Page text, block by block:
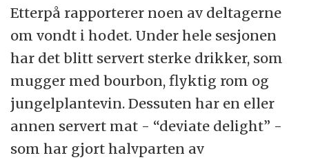
Etterpå rapporterer noen av deltagerne
om vondt i hodet. Under hele sesjonen
har det blitt servert sterke drikker, som
mugger med bourbon, flyktig rom og
jungelplantevin. Dessuten har en eller
annen servert mat - “deviate delight” -
som har gjort halvparten av